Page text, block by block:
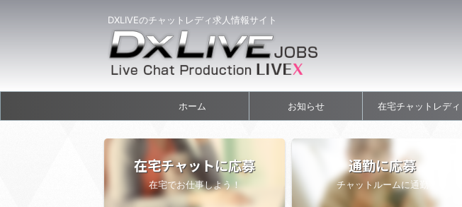
DXLIVEのチャットレディ求人情報サイト
ホーム お知らせ 在宅チャットレディ
在宅チャットに応募
在宅でお仕事しよう！
通勤に応募
チャットルームに通勤